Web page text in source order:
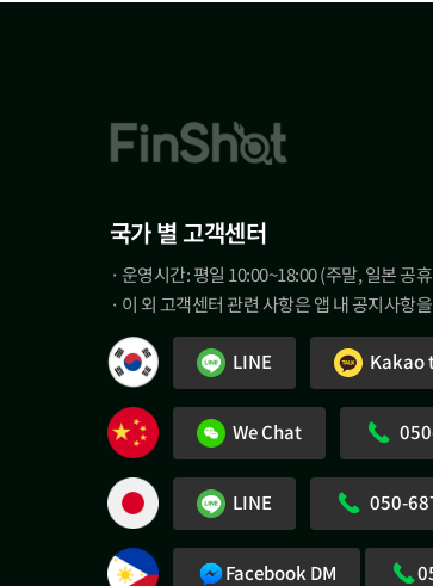
국가 별 고객센터
· 운영시간: 평일 10:00~18:00 (주말, 일본 공
· 이 외 고객센터 관련 사항은 앱 내 공지사항
LINE Kakao
We Chat
LINE 050-
Facebook DM